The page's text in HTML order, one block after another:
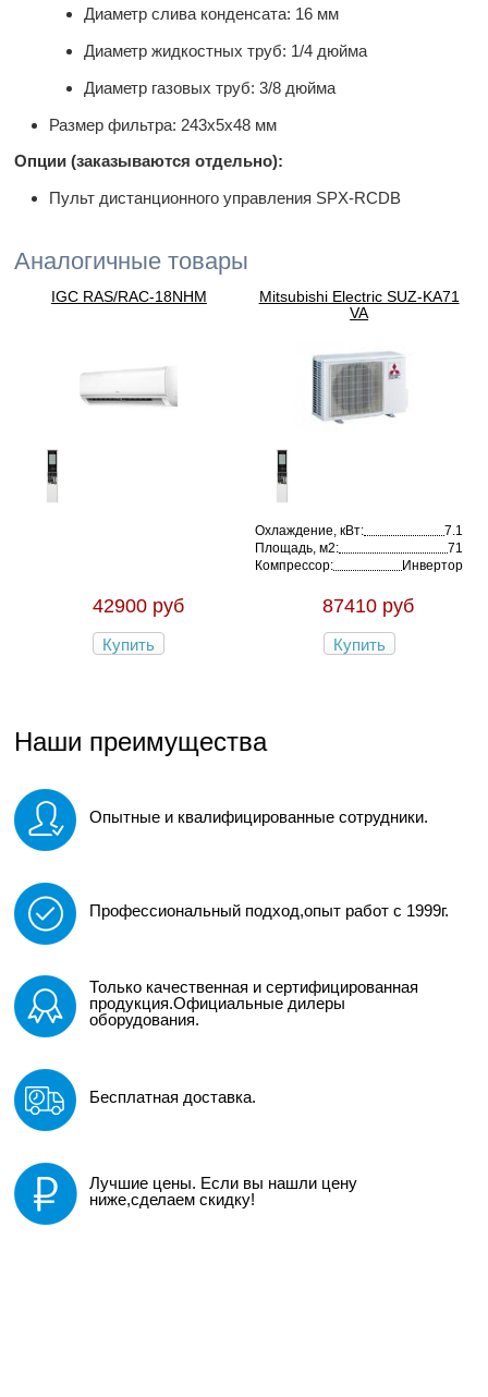
Диаметр слива конденсата: 16 мм
Диаметр жидкостных труб: 1/4 дюйма
Диаметр газовых труб: 3/8 дюйма
Размер фильтра: 243x5x48 мм
Опции (заказываются отдельно):
Пульт дистанционного управления SPX-RCDB
Аналогичные товары
IGC RAS/RAC-18NHM
42900 руб
Купить
Mitsubishi Electric SUZ-KA71
VA
Охлаждение, кВт:
7.1
Площадь, м2:
71
Компрессор:
Инвертор
87410 руб
Купить
Наши преимущества
Опытные и квалифицированные сотрудники.
Профессиональный подход,опыт работ с 1999г.
Только качественная и сертифицированная
продукция.Официальные дилеры
оборудования.
Бесплатная доставка.
Лучшие цены. Если вы нашли цену
ниже,сделаем скидку!